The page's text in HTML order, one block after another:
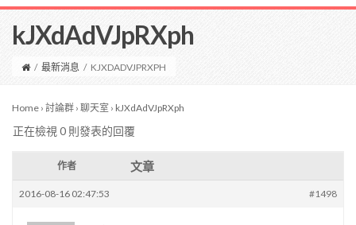
kJXdAdVJpRXph
/ 最新消息 / KJXDADVJPRXPH
Home › 討論群 › 聊天室 › kJXdAdVJpRXph
正在檢視 0 則發表的回覆
作者 文章
2016-08-16 02:47:53 #1498